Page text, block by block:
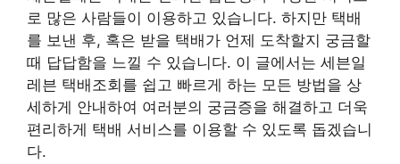
로 많은 사람들이 이용하고 있습니다. 하지만 택배
를 보낸 후, 혹은 받을 택배가 언제 도착할지 궁금할
때 답답함을 느낄 수 있습니다. 이 글에서는 세븐일
레븐 택배조회를 쉽고 빠르게 하는 모든 방법을 상
세하게 안내하여 여러분의 궁금증을 해결하고 더욱
편리하게 택배 서비스를 이용할 수 있도록 돕겠습니
다.